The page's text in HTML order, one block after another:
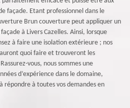
façade. Etant professionnel dans le
Brun couverture peut appliquer un
à Livers Cazelles. Ainsi, lorsque
à faire une isolation extérieure ; nos
quoi faire et trouveront les
vous, nous sommes une
d’expérience dans le domaine,
répondre à toutes vos demandes en